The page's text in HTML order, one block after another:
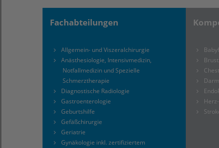
Fachabteilungen
Allgemein- und Viszeralchirurgie
Anästhesiologie, Intensivmedizin,
Notfallmedizin und Spezielle
Schmerztherapie
Diagnostische Radiologie
Gastroenterologie
Geburtshilfe
Gefäßchirurgie
Geriatrie
Gynäkologie inkl. zertifiziertem